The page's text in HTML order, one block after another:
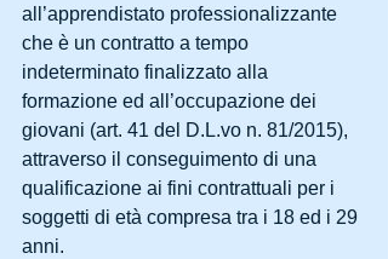
all’apprendistato professionalizzante
che è un contratto a tempo
indeterminato finalizzato alla
formazione ed all’occupazione dei
giovani (art. 41 del D.L.vo n. 81/2015),
attraverso il conseguimento di una
qualificazione ai fini contrattuali per i
soggetti di età compresa tra i 18 ed i 29
anni.